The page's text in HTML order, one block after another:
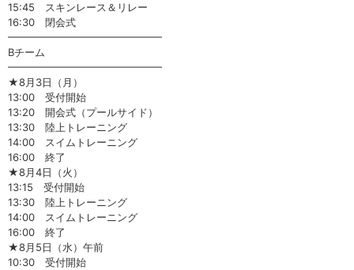
15:45 スキンレース＆リレー
16:30 閉会式
━━━━━━━━━━━━━━━
Bチーム
━━━━━━━━━━━━━━━
★8月3日（月）
13:00 受付開始
13:20 開会式（プールサイド）
13:30 陸上トレーニング
14:00 スイムトレーニング
16:00 終了
★8月4日（火）
13:15 受付開始
13:30 陸上トレーニング
14:00 スイムトレーニング
16:00 終了
★8月5日（水）午前
10:30 受付開始